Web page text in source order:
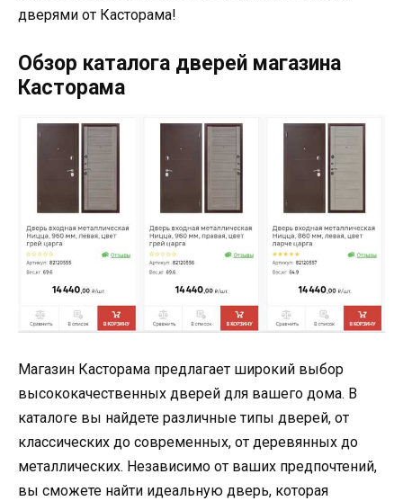
дверями от Касторама!
Обзор каталога дверей магазина
Касторама
Магазин Касторама предлагает широкий выбор
высококачественных дверей для вашего дома. В
каталоге вы найдете различные типы дверей, от
классических до современных, от деревянных до
металлических. Независимо от ваших предпочтений,
вы сможете найти идеальную дверь, которая